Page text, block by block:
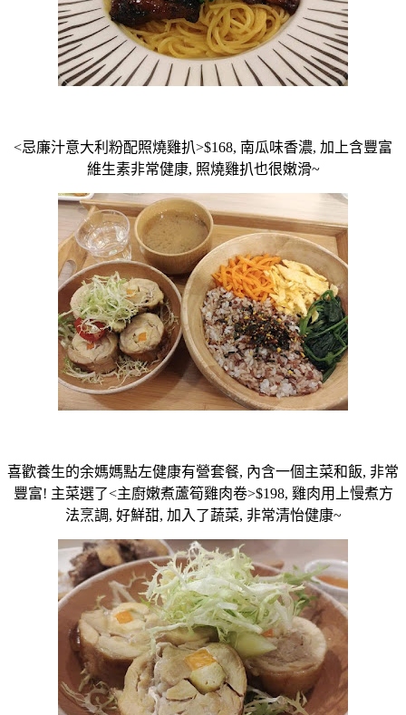
<忌廉汁意大利粉配照燒雞扒>$168, 南瓜味香濃, 加上含豐富
維生素非常健康, 照燒雞扒也很嫩滑~
喜歡養生的余媽媽點左健康有營套餐, 內含一個主菜和飯, 非常
豐富! 主菜選了<主廚嫩煮蘆筍雞肉卷>$198, 雞肉用上慢煮方
法烹調, 好鮮甜, 加入了蔬菜, 非常清怡健康~